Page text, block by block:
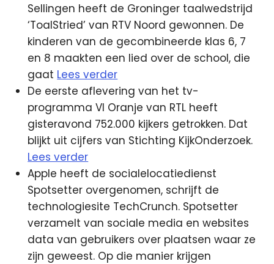
Sellingen heeft de Groninger taalwedstrijd
‘ToalStried’ van RTV Noord gewonnen. De
kinderen van de gecombineerde klas 6, 7
en 8 maakten een lied over de school, die
gaat Lees verder
De eerste aflevering van het tv-
programma VI Oranje van RTL heeft
gisteravond 752.000 kijkers getrokken. Dat
blijkt uit cijfers van Stichting KijkOnderzoek.
Lees verder
Apple heeft de socialelocatiedienst
Spotsetter overgenomen, schrijft de
technologiesite TechCrunch. Spotsetter
verzamelt van sociale media en websites
data van gebruikers over plaatsen waar ze
zijn geweest. Op die manier krijgen